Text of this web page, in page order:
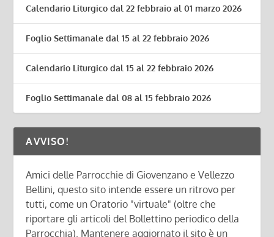
Calendario Liturgico dal 22 febbraio al 01 marzo 2026
Foglio Settimanale dal 15 al 22 febbraio 2026
Calendario Liturgico dal 15 al 22 febbraio 2026
Foglio Settimanale dal 08 al 15 febbraio 2026
AVVISO!
Amici delle Parrocchie di Giovenzano e Vellezzo
Bellini, questo sito intende essere un ritrovo per
tutti, come un Oratorio "virtuale" (oltre che
riportare gli articoli del Bollettino periodico della
Parrocchia). Mantenere aggiornato il sito è un